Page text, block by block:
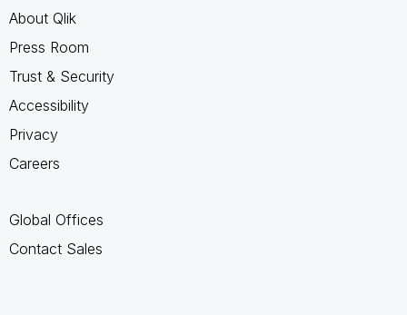
About Qlik
Press Room
Trust & Security
Accessibility
Privacy
Careers
Global Offices
Contact Sales